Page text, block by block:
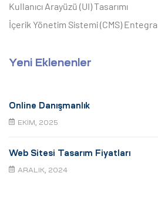
Kullanıcı Arayüzü (UI) Tasarımı
İçerik Yönetim Sistemi (CMS)
Yeni Eklenenler
Online Danışmanlık
EKIM, 2025
Web Sitesi Tasarım Fiyatları
ARALIK, 2024